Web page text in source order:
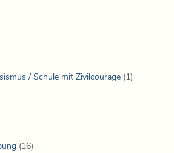
/ Schule mit Zivilcourage (1)
(16)